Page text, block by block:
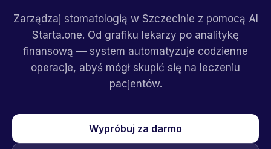
Zarządzaj stomatologią w Szczecinie z pomocą AI
Starta.one. Od grafiku lekarzy po analitykę
finansową — system automatyzuje codzienne
operacje, abyś mógł skupić się na leczeniu
pacjentów.
Wypróbuj za darmo